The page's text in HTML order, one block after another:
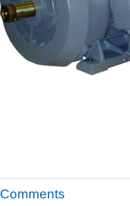
Comments